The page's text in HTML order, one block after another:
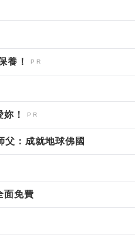
養！
！
父：成就地球佛國
面免費